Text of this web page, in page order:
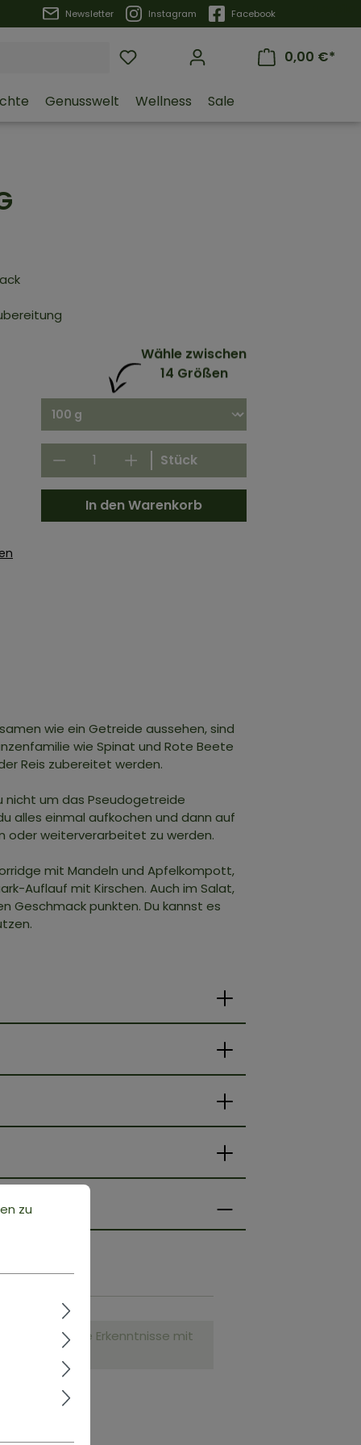
Newsletter Instagram Facebook
0,00 €*
Genusswelt Wellness Sale
Wähle zwischen
14 Größen
Stück
In den Warenkorb
wie ein Getreide aussehen, sind
wie Spinat und Rote Beete
Reis zubereitet werden.
nicht um das Pseudogetreide
alles einmal aufkochen und dann auf
oder weiterverarbeitet zu werden.
mit Mandeln und Apfelkompott,
Auflauf mit Kirschen. Auch im Salat,
Geschmack punkten. Du kannst es
teile deine Erkenntnisse mit
zu